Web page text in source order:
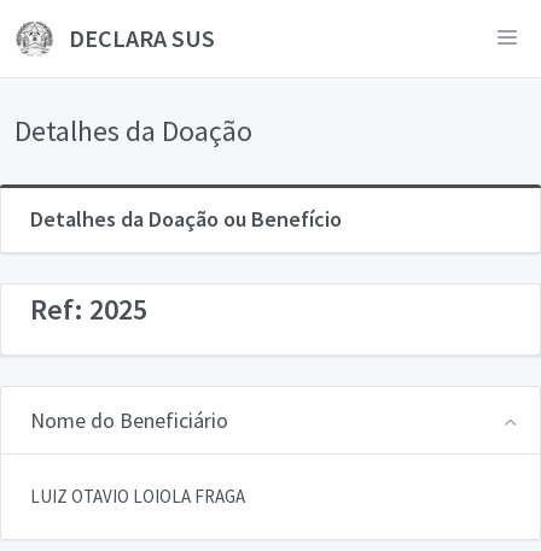
DECLARA SUS
Detalhes da Doação
Detalhes da Doação ou Benefício
Ref: 2025
Nome do Beneficiário
LUIZ OTAVIO LOIOLA FRAGA